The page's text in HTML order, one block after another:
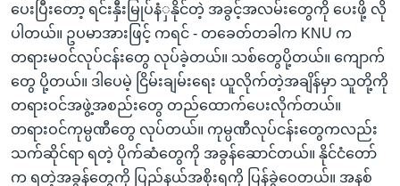
ပေးပြီးတော့ ရင်းနှီးမြုပ်နံှနိုင်တဲ့ အခွင့်အလမ်းတွေကို ပေးဖို့ လို
ပါတယ်။ ဥပမာအားဖြင့် ကရင် - တခေတ်တခါက KNU က
တရားမဝင်လုပ်ငန်းတွေ လုပ်ခဲ့တယ်။ သစ်တွေပို့တယ်။ ကျောက်
တွေ ပို့တယ်။ ဒါပေမဲ့ ငြိမ်းချမ်းရေး ယူလိုက်တဲ့အချိန်မှာ သူတို့ကို
တရားဝင်အဖွဲ့အစည်းတွေ တည်ထောက်ပေးလိုက်တယ်။
တရားဝင်ကုမ္ပဏီတွေ လုပ်တယ်။ ကုမ္ပဏီလုပ်ငန်းတွေကလည်း
သက်ဆိုင်ရာ ရတဲ့ ပိုက်ဆံတွေကို အခွန်ဆောင်တယ်။ နိုင်ငံတော်
က ရတဲ့အခွန်တွေကို ပြည်နယ်အစိုးရကို ပြန်ခွဲဝေတယ်။ အနစ်